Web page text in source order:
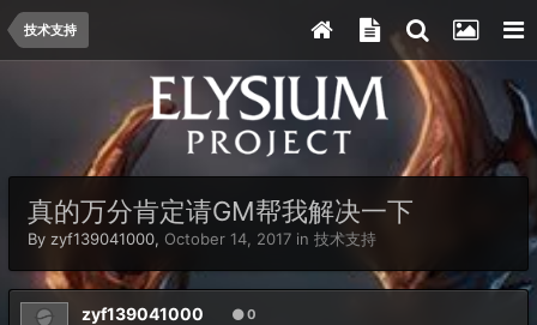
技术支持
真的万分肯定请GM帮我解决一下
By zyf139041000, October 14, 2017 in 技术支持
zyf139041000 0